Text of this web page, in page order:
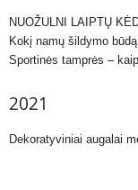
NUOŽULNI LAIPTŲ
Kokį namų šildymo
Sportinės tamprės –
2021
Dekoratyviniai augalai